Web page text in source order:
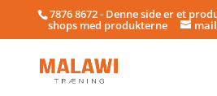
7876 8672 - Denne side er et
shops med produkterne